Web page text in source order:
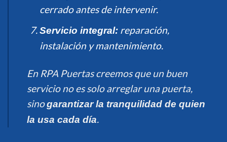
cerrado antes de intervenir.
Servicio integral:reparación,
instalación y mantenimiento.
En RPA Puertas creemos que un buen
servicio no es solo arreglar una puerta,
sinogarantizar la tranquilidad de quien
la usa cada día.